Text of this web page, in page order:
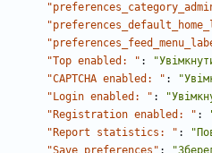
"Top enabled: " :
"CAPTCHA enabled: " :
"Login enabled: " :
"Registration enabled: " :
"Report statistics: " :
"Save preferences" :